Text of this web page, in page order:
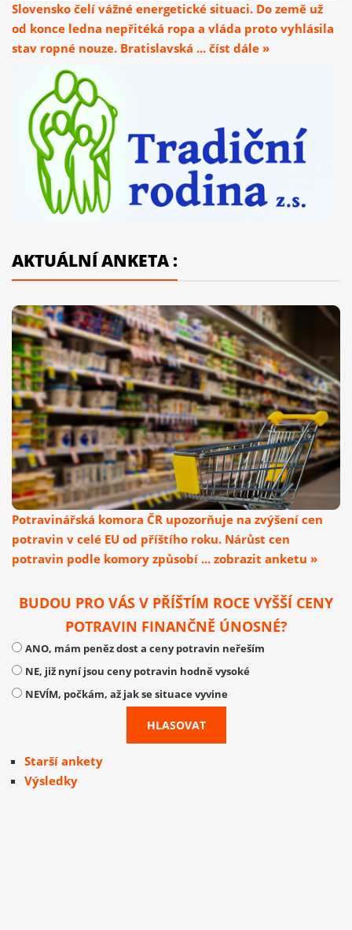
Slovensko čelí vážné energetické situaci. Do země už
od konce ledna nepřitéká ropa a vláda proto vyhlásila
stav ropné nouze. Bratislavská ... číst dále »
AKTUÁLNÍ ANKETA :
Potravinářská komora ČR upozorňuje na zvýšení cen
potravin v celé EU od příštího roku. Nárůst cen
potravin podle komory způsobí ... zobrazit anketu »
BUDOU PRO VÁS V PŘÍŠTÍM ROCE VYŠŠÍ CENY
POTRAVIN FINANČNĚ ÚNOSNÉ?
ANO, mám peněz dost a ceny potravin neřeším
NE, již nyní jsou ceny potravin hodně vysoké
NEVÍM, počkám, až jak se situace vyvine
Starší ankety
Výsledky